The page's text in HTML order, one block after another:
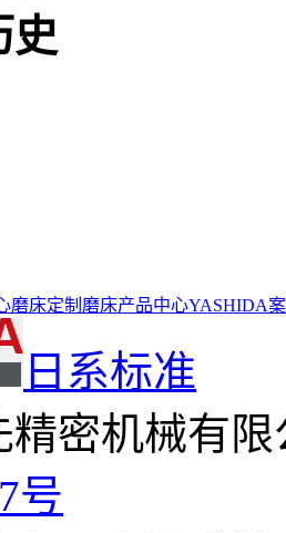
史
磨床定制磨床产品中心YASHIDA
日系标准
精密机械有限
号